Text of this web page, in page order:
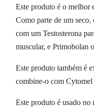
Este produto é o melhor
Como parte de um
com um Testosterona
muscular, e Primobolan
Este produto também é
combine-o com
Este produto é usado